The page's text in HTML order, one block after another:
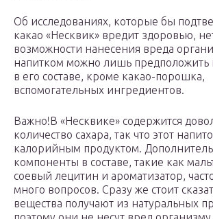
Об исследованиях, которые бы
какао «Несквик» вредит здоровью,
возможности нанесения вреда
напитком можно лишь предположить
в его составе, кроме какао-порошка,
вспомогательных ингредиентов.
Важно!В «Несквике» содержится
количество сахара, так что этот
калорийным продуктом.
компоненты в составе, такие как
соевый лецитин и ароматизатор,
много вопросов. Сразу же стоит
вещества получают из натуральных